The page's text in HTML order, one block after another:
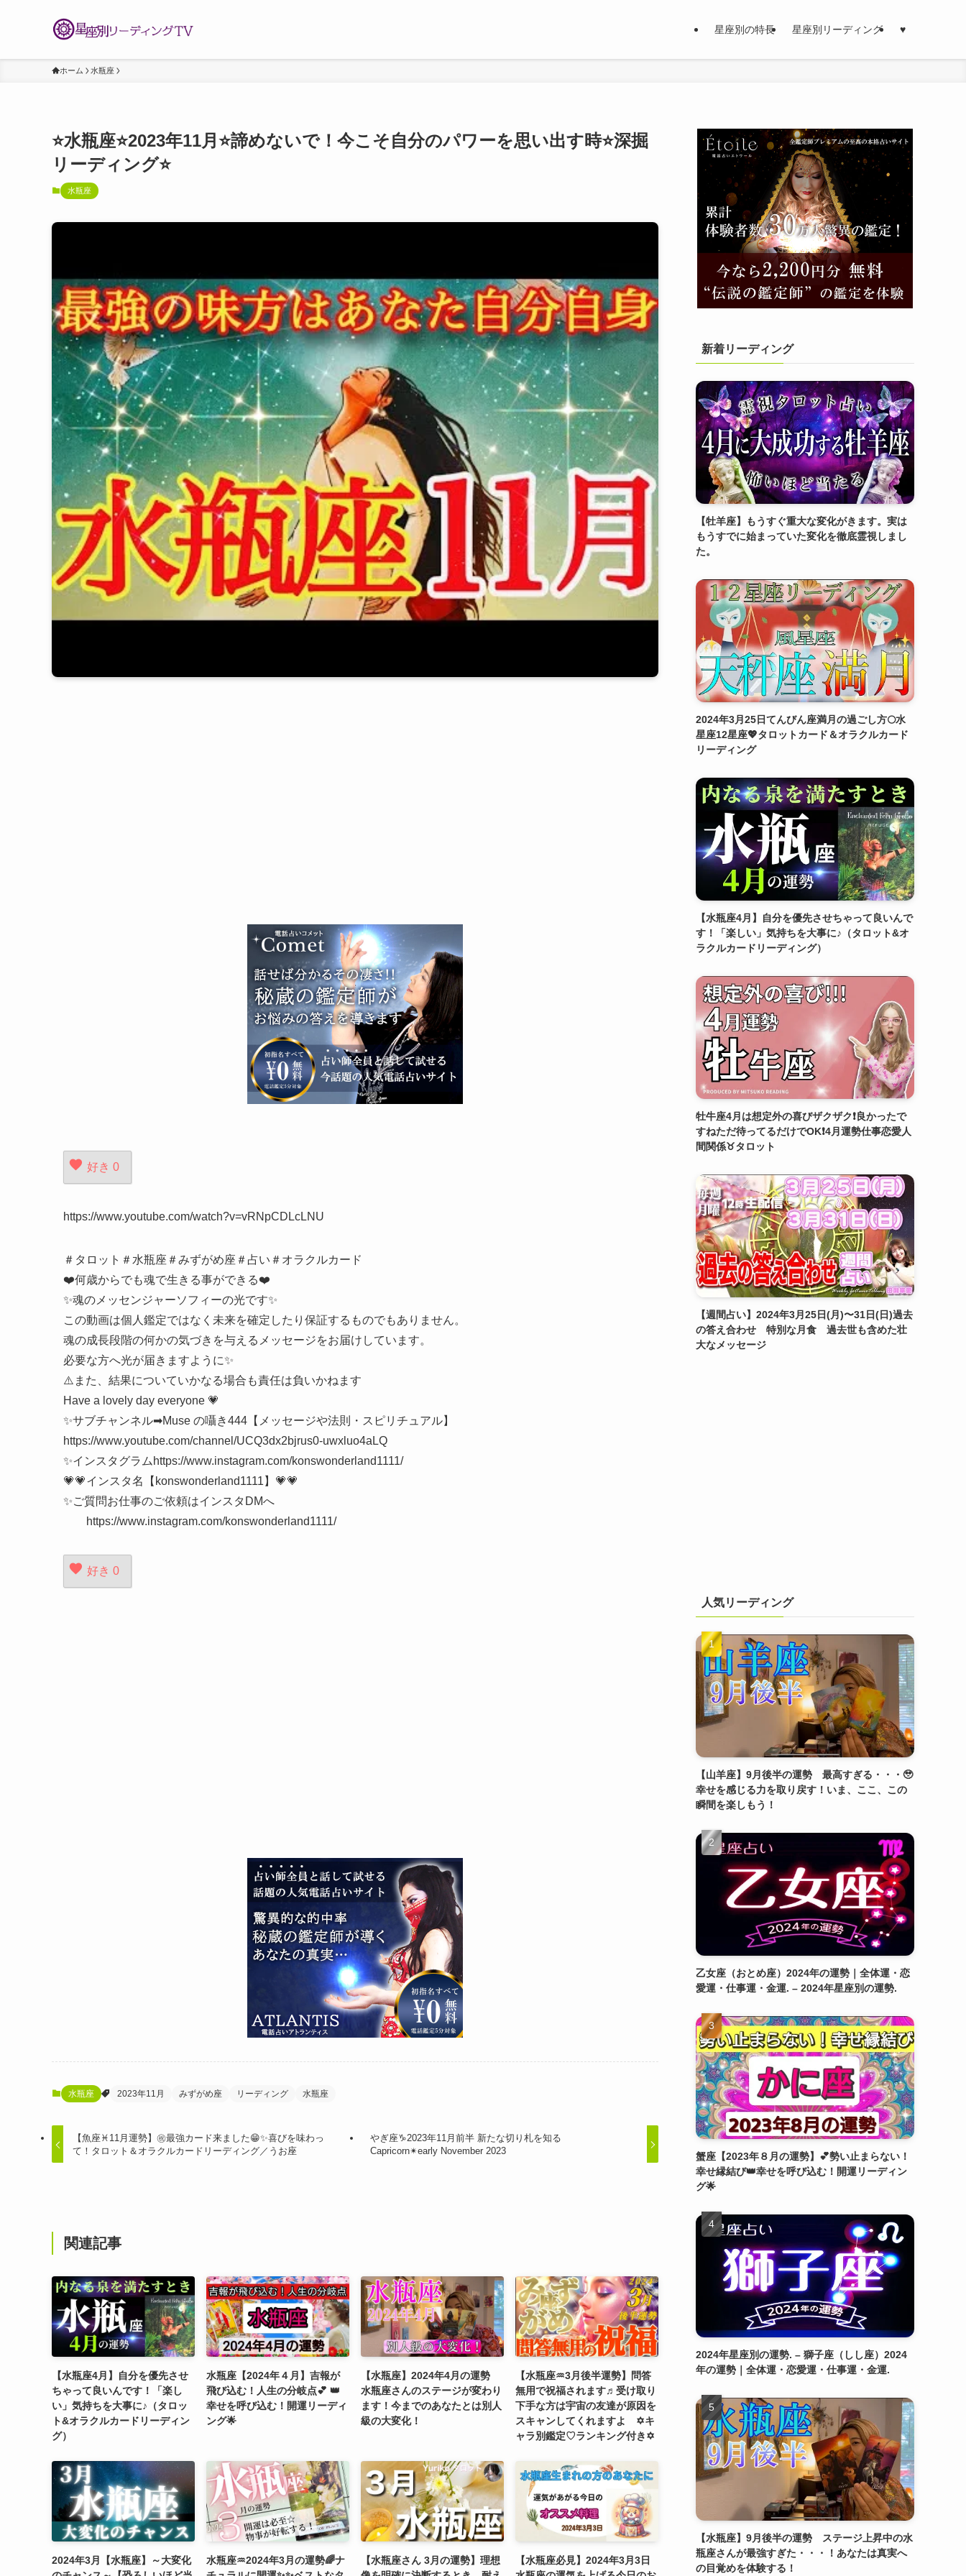
星座別の特長 星座別リーディング ♥
ホーム 水瓶座
⭐️水瓶座⭐️2023年11月⭐️諦めないで！今こそ自分のパワーを思い出す時⭐️深掘
リーディング⭐️
水瓶座
好き 0
https://www.youtube.com/watch?v=vRNpCDLcLNU
＃タロット＃水瓶座＃みずがめ座＃占い＃オラクルカード
❤️何歳からでも魂で生きる事ができる❤️
✨魂のメッセンジャーソフィーの光です✨
この動画は個人鑑定ではなく未来を確定したり保証するものでもありません。
魂の成長段階の何かの気づきを与えるメッセージをお届けしています。
必要な方へ光が届きますように✨
⚠️また、結果についていかなる場合も責任は負いかねます
Have a lovely day everyone 💗
✨サブチャンネル➡Muse の囁き444【メッセージや法則・スピリチュアル】
https://www.youtube.com/channel/UCQ3dx2bjrus0-uwxluo4aLQ
✨インスタグラムhttps://www.instagram.com/konswonderland1111/
💗💗インスタ名【konswonderland1111】💗💗
✨ご質問お仕事のご依頼はインスタDMへ
https://www.instagram.com/konswonderland1111/
好き 0
水瓶座 2023年11月 みずがめ座 リーディング 水瓶座
【魚座♓️11月運勢】㊗️最強カード来ました😁✨喜びを味わっ
て！タロット＆オラクルカードリーディング／うお座
やぎ座♑︎2023年11月前半 新たな切り札を知る
Capricorn✴︎early November 2023
関連記事
【水瓶座4月】自分を優先させ
ちゃって良いんです！「楽し
い」気持ちを大事に♪（タロッ
ト&オラクルカードリーディン
グ）
水瓶座【2024年４月】吉報が
飛び込む！人生の分岐点💕 👑
幸せを呼び込む！開運リーディ
ング🌟
【水瓶座】2024年4月の運勢
水瓶座さんのステージが変わり
ます！今までのあなたとは別人
級の大変化！
【水瓶座♒3月後半運勢】問答
無用で祝福されます♬受け取り
下手な方は宇宙の友達が原因を
スキャンしてくれますよ ✡️キ
ャラ別鑑定♡ランキング付き✡️
2024年3月【水瓶座】～大変化
水瓶座♒️2024年3月の運勢🌈ナ
【水瓶座さん 3月の運勢】理想
【水瓶座必見】2024年3月3日
新着リーディング
【牡羊座】もうすぐ重大な変化がきます。実は
もうすでに始まっていた変化を徹底霊視しまし
た。
2024年3月25日てんびん座満月の過ごし方🌕水
星座12星座💖タロットカード＆オラクルカード
リーディング
【水瓶座4月】自分を優先させちゃって良いんで
す！「楽しい」気持ちを大事に♪（タロット&オ
ラクルカードリーディング）
牡牛座4月は想定外の喜びザクザク❗️良かったで
すねただ待ってるだけでOK❗️4月運勢仕事恋愛人
間関係♉️タロット
【週間占い】2024年3月25日(月)〜31日(日)過去
の答え合わせ 特別な月食 過去世も含めた壮
大なメッセージ
人気リーディング
【山羊座】9月後半の運勢 最高すぎる・・・🥹
幸せを感じる力を取り戻す！いま、ここ、この
瞬間を楽しもう！
乙女座（おとめ座）2024年の運勢｜全体運・恋
愛運・仕事運・金運. – 2024年星座別の運勢.
蟹座【2023年８月の運勢】💕勢い止まらない！
幸せ縁結び👑幸せを呼び込む！開運リーディン
グ🌟
2024年星座別の運勢. – 獅子座（しし座）2024
年の運勢｜全体運・恋愛運・仕事運・金運.
【水瓶座】9月後半の運勢 ステージ上昇中の水
瓶座さんが最強すぎた・・・！あなたは真実へ
の目覚めを体験する！